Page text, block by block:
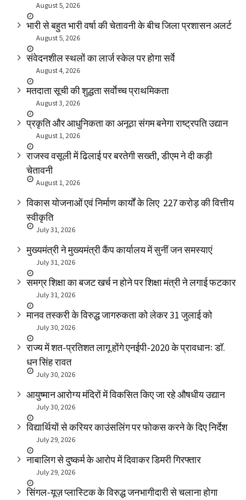
August 5, 2026
भारी से बहुत भारी वर्षा की चेतावनी के बीच जिला प्रशासन अलर्ट
August 5, 2026
संवेदनशील स्थलों का लार्ज स्केल पर होगा सर्वे
August 4, 2026
मतदाता सूची की शुद्धता सर्वाेच्च प्राथमिकता
August 3, 2026
प्रकृति और आधुनिकता का अनूठा संगम बनेगा राष्ट्रपति उद्यान
August 1, 2026
राजस्व वसूली में ढिलाई पर बरतेगी सख्ती, डीएम ने दी कड़ी
चेतावनी
August 1, 2026
विकास योजनाओं एवं निर्माण कार्यों के लिए ₹ 227 करोड़ की वित्तीय
स्वीकृति
July 31, 2026
मुख्यमंत्री ने मुख्यमंत्री कैंप कार्यालय में सुनीं जन समस्याएं
July 31, 2026
समग्र शिक्षा का बजट खर्च न होने पर शिक्षा मंत्री ने लगाई फटकार
July 31, 2026
मानव तस्करी के विरुद्ध जागरुकता को लेकर 31 जुलाई को
July 30, 2026
राज्य में शत-प्रतिशत लागू होंगे एनईपी-2020 के प्रावधानः डाॅ.
धन सिंह रावत
July 30, 2026
आयुष्मान आरोग्य मंदिरों में विकसित किए जा रहे औषधीय उद्यान
July 30, 2026
विद्यार्थियों से करियर काउंसलिंग पर फोकस करने के दिए निर्देश
July 29, 2026
नाबालिग से दुष्कर्म के आरोप में दिवाकर डिमरी गिरफ्तार
July 29, 2026
सिंगल-यूज़ प्लास्टिक के विरुद्ध जनभागीदारी से चलाना होगा